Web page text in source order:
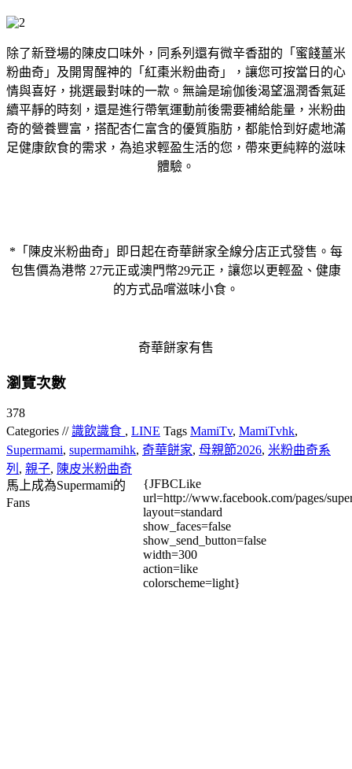
除了新登場的陳皮口味外，同系列還有微辛香甜的「蜜餞薑米
粉曲奇」及開胃醒神的「紅棗米粉曲奇」，讓您可按當日的心
情與喜好，挑選最對味的一款。無論是瑜伽後渴望溫潤香氣延
續平靜的時刻，還是進行帶氧運動前後需要補給能量，米粉曲
奇的營養豐富，搭配杏仁富含的優質脂肪，都能恰到好處地滿
足健康飲食的需求，為追求輕盈生活的您，帶來更純粹的滋味
體驗。
*「陳皮米粉曲奇」即日起在奇華餅家全線分店正式發售。每
包售價為港幣 27元正或澳門幣29元正，讓您以更輕盈、健康
的方式品嚐滋味小食。
奇華餅家有售
瀏覽次數
378
Categories //識飲識食 , LINE Tags MamiTv, MamiTvhk,
Supermami, supermamihk, 奇華餅家, 母親節2026, 米粉曲奇系
列 , 親子, 陳皮米粉曲奇
馬上成為Supermami的
Fans
{JFBCLike
url=http://www.facebook.com/pages/
layout=standard
show_faces=false
show_send_button=false
width=300
action=like
colorscheme=light}